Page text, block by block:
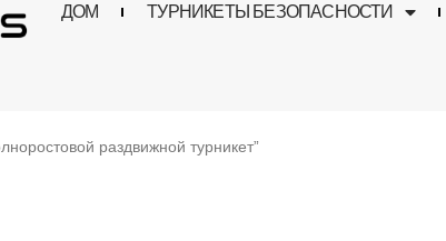
ДОМ ТУРНИКЕТЫ БЕЗОПАСНОСТИ
раздвижной турникет”